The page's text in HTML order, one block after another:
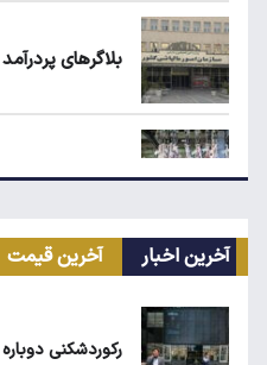
بلاگرهای
ماجرای
آخرین اخبار آخرین قیمت
رکوردشکنی